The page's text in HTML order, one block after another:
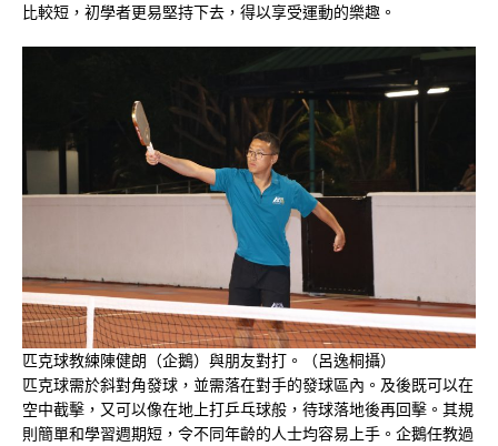
比較短，初學者更易堅持下去，得以享受運動的樂趣。
匹克球教練陳健朗（企鵝）與朋友對打。（呂逸桐攝）
匹克球需於斜對角發球，並需落在對手的發球區內。及後既可以在
空中截擊，又可以像在地上打乒乓球般，待球落地後再回擊。其規
則簡單和學習週期短，令不同年齡的人士均容易上手。企鵝任教過